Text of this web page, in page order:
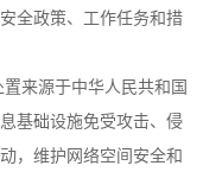
全政策、工作任务和措
来源于中华人民共和国
基础设施免受攻击、侵
，维护网络空间安全和